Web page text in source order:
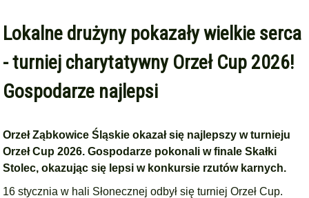
Lokalne drużyny pokazały wielkie serca
- turniej charytatywny Orzeł Cup 2026!
Gospodarze najlepsi
Orzeł Ząbkowice Śląskie okazał się najlepszy w turnieju
Orzeł Cup 2026. Gospodarze pokonali w finale Skałki
Stolec, okazując się lepsi w konkursie rzutów karnych.
16 stycznia w hali Słonecznej odbył się turniej Orzeł Cup.